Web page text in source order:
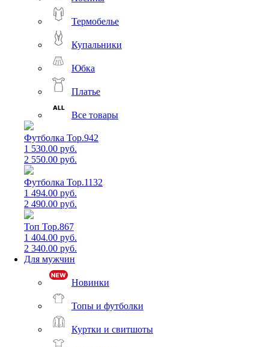
Термобелье
Купальники
Юбка
Платье
Все товары
Футболка Top.942
1 530.00 руб.
2 550.00 руб.
Футболка Top.1132
1 494.00 руб.
2 490.00 руб.
Топ Top.867
1 404.00 руб.
2 340.00 руб.
Для мужчин
Новинки
Топы и футболки
Куртки и свитшоты